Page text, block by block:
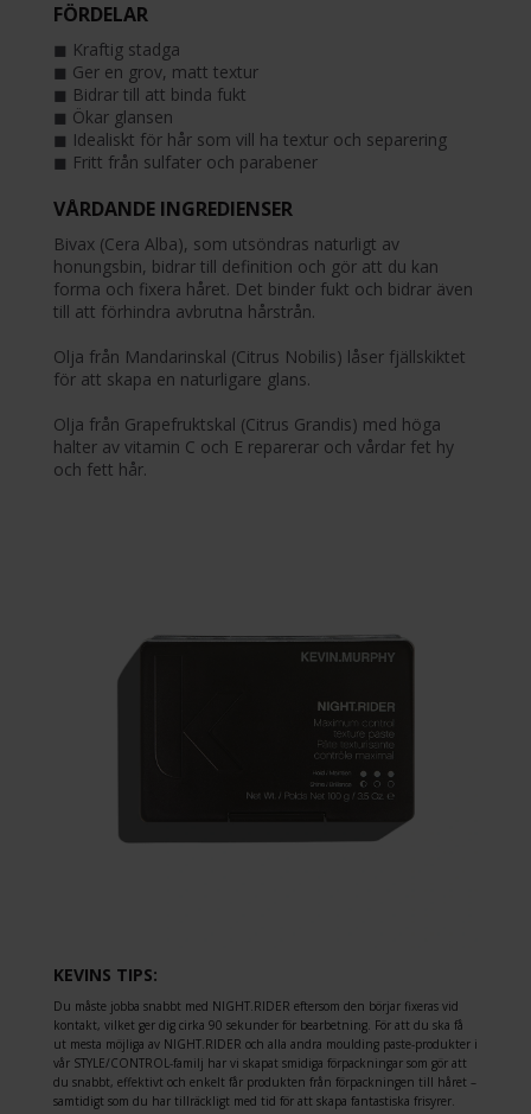
FÖRDELAR
◼︎ Kraftig stadga
◼︎ Ger en grov, matt textur
◼︎ Bidrar till att binda fukt
◼︎ Ökar glansen
◼︎ Idealiskt för hår som vill ha textur och separering
◼︎ Fritt från sulfater och parabener
VÅRDANDE INGREDIENSER
Bivax (Cera Alba), som utsöndras naturligt av
honungsbin, bidrar till definition och gör att du kan
forma och fixera håret. Det binder fukt och bidrar även
till att förhindra avbrutna hårstrån.
Olja från Mandarinskal (Citrus Nobilis) låser fjällskiktet
för att skapa en naturligare glans.
Olja från Grapefruktskal (Citrus Grandis) med höga
halter av vitamin C och E reparerar och vårdar fet hy
och fett hår.
KEVINS TIPS:
Du måste jobba snabbt med NIGHT.RIDER eftersom den börjar fixeras vid
kontakt, vilket ger dig cirka 90 sekunder för bearbetning. För att du ska få
ut mesta möjliga av NIGHT.RIDER och alla andra moulding paste-produkter i
vår STYLE/CONTROL-familj har vi skapat smidiga förpackningar som gör att
du snabbt, effektivt och enkelt får produkten från förpackningen till håret –
samtidigt som du har tillräckligt med tid för att skapa fantastiska frisyrer.